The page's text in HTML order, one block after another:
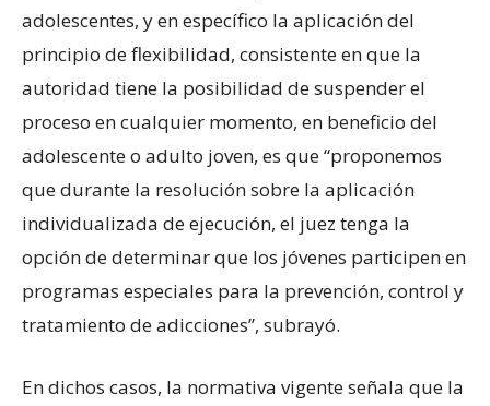
adolescentes, y en específico la aplicación del
principio de flexibilidad, consistente en que la
autoridad tiene la posibilidad de suspender el
proceso en cualquier momento, en beneficio del
adolescente o adulto joven, es que “proponemos
que durante la resolución sobre la aplicación
individualizada de ejecución, el juez tenga la
opción de determinar que los jóvenes participen en
programas especiales para la prevención, control y
tratamiento de adicciones”, subrayó.
En dichos casos, la normativa vigente señala que la